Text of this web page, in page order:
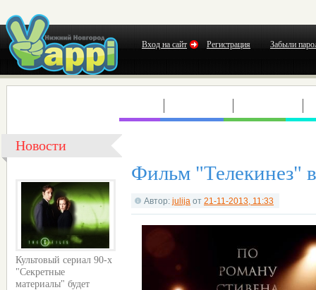
Вход на сайт Регистрация Забыли
Новости
Культовый сериал 90-х
"Секретные
материалы" будет
Фильм "Телекинез"
Автор: julija от 21-11-2013, 11:33